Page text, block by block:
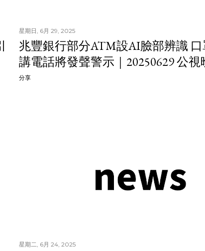
星期日, 6月 29, 2025
兆豐銀行部分ATM設AI臉部辨識
講電話將發聲警示｜20250629 公
分享
星期二, 6月 24, 2025